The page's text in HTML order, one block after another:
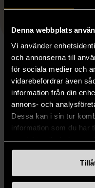
Denna webbplats
Vi använder
och annonserna till
för sociala medier och
vidarebefordrar även
information från din
annons- och
Dessa kan i sin tur
information som du har